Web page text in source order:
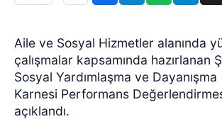
Aile ve Sosyal Hizmetler alanında
çalışmalar kapsamında hazırlanan
Sosyal Yardımlaşma ve Dayanışma
Karnesi Performans
açıklandı.